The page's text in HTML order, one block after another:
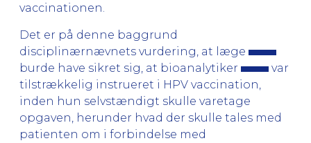
vaccinationen.
Det er på denne baggrund
disciplinærnævnets vurdering, at læge
burde have sikret sig, at bioanalytiker
var
tilstrækkelig instrueret i HPV vaccination,
inden hun selvstændigt skulle varetage
opgaven, herunder hvad der skulle tales med
patienten om i forbindelse med